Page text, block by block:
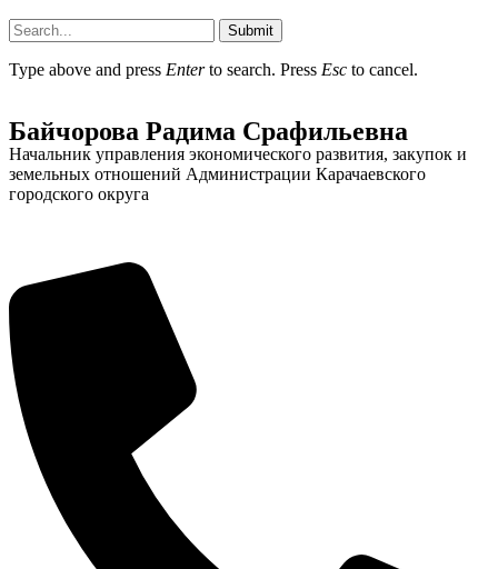
Submit
Type above and press Enterto search. Press Esc to cancel.
Байчорова Радима Срафильевна
Начальник управления экономического развития, закупок и
земельных отношений Администрации Карачаевского
городского округа